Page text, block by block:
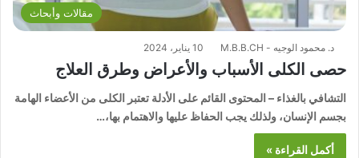
مقالات وأبحاث
د. محمود الوجيه - M.B.B.CH 10 يناير، 2024
حصى الكلى الأسباب والأعراض وطرق العلاج
التشافي بالغذاء – المحتوى القائم على الأدلة تعتبر الكلى من الأعضاء الهامة
بجسم الإنسان، ولذلك يجب الحفاظ عليها والاهتمام بها،…
أكمل القراءة »